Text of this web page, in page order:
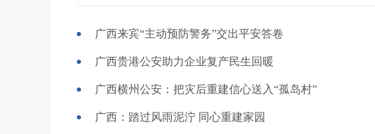
广西来宾“主动预防警务”交出平安答卷
广西贵港公安助力企业复产民生回暖
广西横州公安：把灾后重建信心送入“孤岛村”
广西：踏过风雨泥泞 同心重建家园